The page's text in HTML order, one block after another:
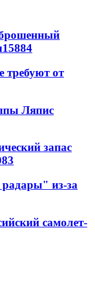
15884
требуют от
Ляпис
запас
из-за
самолет-